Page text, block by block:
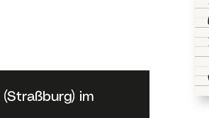
(Straßburg) im